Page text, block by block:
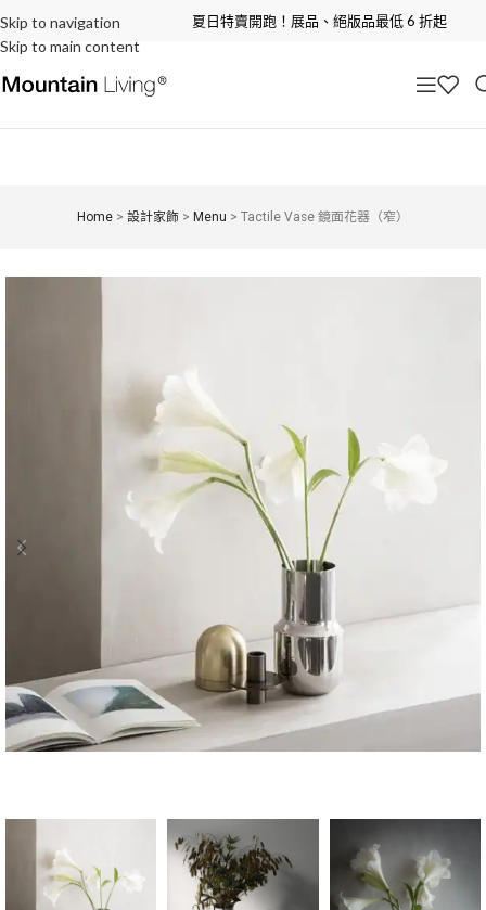
Skip to navigation
Skip to main content
夏日特賣開跑！展品、絕版品最低 6 折起
Home> 設計家飾> Menu > Tactile Vase 鏡面花器（窄）